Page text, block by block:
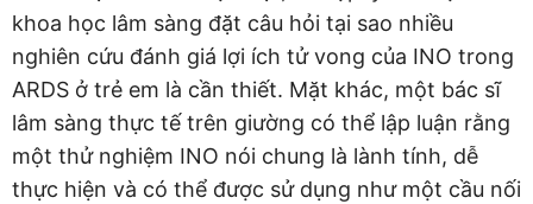
khoa học lâm sàng đặt câu hỏi tại sao nhiều
nghiên cứu đánh giá lợi ích tử vong của INO trong
ARDS ở trẻ em là cần thiết. Mặt khác, một bác sĩ
lâm sàng thực tế trên giường có thể lập luận rằng
một thử nghiệm INO nói chung là lành tính, dễ
thực hiện và có thể được sử dụng như một cầu nối